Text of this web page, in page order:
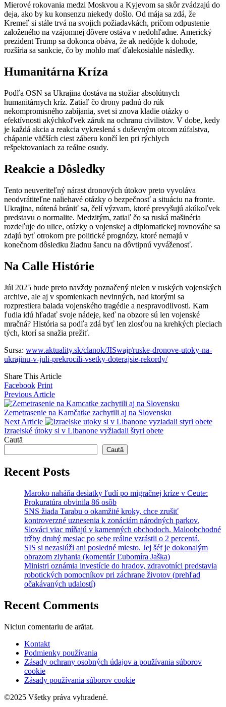
Mierové rokovania medzi Moskvou a Kyjevom sa skôr zvádzajú do
deja, ako by ku konsenzu niekedy došlo. Od mája sa zdá, že
Kremeľ si stále trvá na svojich požiadavkách, pričom odpustenie
založeného na vzájomnej dôvere ostáva v nedohľadne. Americký
prezident Trump sa dokonca obáva, že ak nedôjde k dohode,
rozšíria sa sankcie, čo by mohlo mať ďalekosiahle následky.
Humanitárna Kríza
Podľa OSN sa Ukrajina dostáva na stožiar absolútnych
humanitárnych kríz. Zatiaľ čo drony padnú do rúk
nekompromisného zabíjania, svet si znova kladie otázky o
efektívnosti akýchkoľvek záruk na ochranu civilistov. V dobe, kedy
je každá akcia a reakcia vykreslená s duševným otcom zúfalstva,
chápanie väčších ciest záberu končí len pri rýchlych
rešpektovaniach za reálne osudy.
Reakcie a Dôsledky
Tento neuveriteľný nárast dronových útokov preto vyvoláva
neodvrátiteľne naliehavé otázky o bezpečnosť a situáciu na fronte.
Ukrajina, nútená brániť sa, čelí výzvam, ktoré prevyšujú akúkoľvek
predstavu o normalite. Medzitým, zatiaľ čo sa ruská mašinéria
rozdeľuje do ulice, otázky o vojenskej a diplomatickej rovnováhe sa
zdajú byť otrokom pre politické prognózy, ktoré nemajú v
konečnom dôsledku žiadnu šancu na dôvtipnú vyváženosť.
Na Calle Histórie
Júl 2025 bude preto navždy poznačený nielen v ruských vojenských
archive, ale aj v spomienkach nevinných, nad ktorými sa
rozprestiera balada vojenského tragédie a nespravodlivosti. Kam
ľudia idú hľadať svoje nádeje, keď na obzore sú len vojenské
mračná? História sa podľa zdá byť len zlosťou na krehkých pleciach
tých, ktorí sa snažia prežiť.
Sursa: www.aktuality.sk/clanok/JISwajr/ruske-dronove-utoky-na-
ukrajinu-v-juli-prekrocili-vsetky-doterajsie-rekordy/
Share This Article
Facebook Print
Previous Article
Zemetrasenie na Kamčatke zachytili aj na Slovensku
Next Article
Izraelské útoky si v Libanone vyžiadali štyri obete
Caută
Caută
Recent Posts
Maroko naháňa desiatky ľudí po migračnej kríze v Ceute:
Prokuratúra obvinila 86 osôb
SNS žiada Tarabu o okamžité kroky, chce zrušiť
kontroverzné uznesenia k zonáciám národných parkov.
Slováci viac míňajú v kamenných obchodoch. Maloobchodné
tržby druhý mesiac po sebe reálne vzrástli o 2 percentá.
SIS si nezaslúži ani posledné miesto. Jej šéf je dokonalým
obrazom zlyhania (komentár Ľubomíra Jaška)
Ministri oznámia investície do hradov, zdravotníci predstavia
robotických pomocníkov pri záchrane životov (prehľad
očakávaných udalostí)
Recent Comments
Niciun comentariu de arătat.
Kontakt
Podmienky používania
Zásady ochrany osobných údajov a používania súborov
cookie
Zásady používania súborov cookie
©2025 Všetky práva vyhradené.